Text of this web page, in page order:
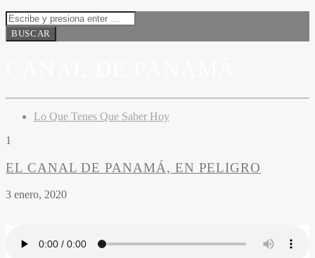
Lo Que Tenes Que Saber Hoy
1
EL CANAL DE PANAMÁ, EN PELIGRO
3 enero, 2020